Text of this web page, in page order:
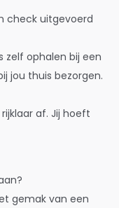
check uitgevoerd
zelf ophalen bij een
jou thuis bezorgen.
af. Jij hoeft
gemak van een